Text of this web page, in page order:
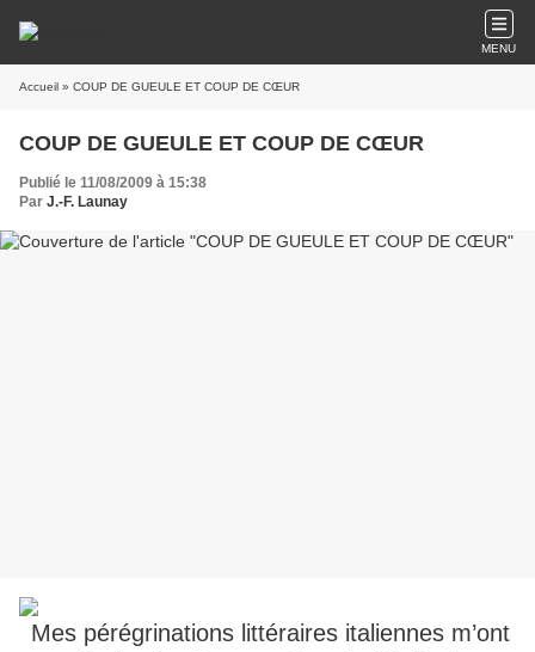
MENU
Accueil » COUP DE GUEULE ET COUP DE CŒUR
COUP DE GUEULE ET COUP DE CŒUR
Publié le 11/08/2009 à 15:38
Par J.-F. Launay
Mes pérégrinations littéraires italiennes m’ont